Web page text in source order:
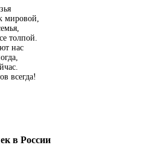
мировой,
толпой.
нас
всегда!
в России